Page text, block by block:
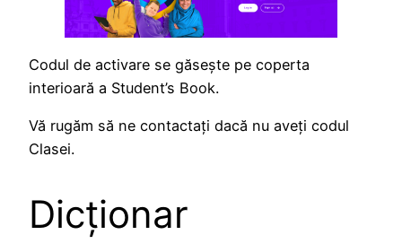
Codul de activare se găsește pe coperta
interioară a Student’s Book.
Vă rugăm să ne contactați dacă nu aveți codul
Clasei.
Dicționar